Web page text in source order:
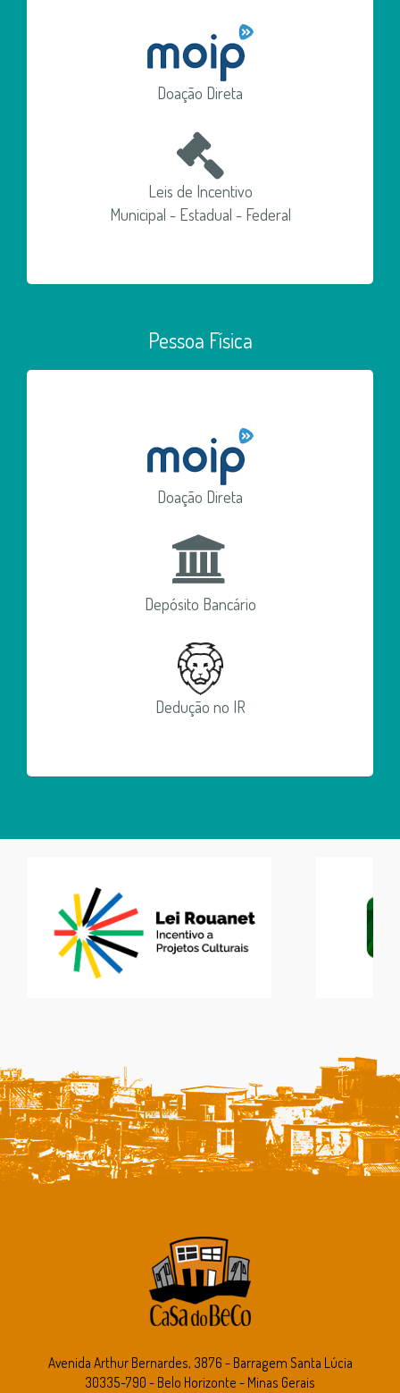
Doação Direta
Leis de Incentivo
Municipal - Estadual - Federal
Pessoa Física
Doação Direta
Depósito Bancário
Dedução no IR
Avenida Arthur Bernardes, 3876 - Barragem Santa Lúcia
30335-790 - Belo Horizonte - Minas Gerais